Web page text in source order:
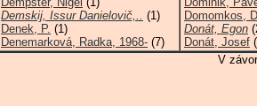
Demskij, Issur Danielovič,.. (1)
Denek, P. (1)
Denemarková, Radka, 1968- (7)
Domomkos,
Donát, Egon
Donát, Josef
V